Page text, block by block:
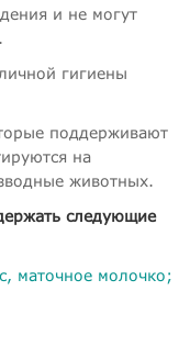
и не могут
гигиены
поддерживают
на
животных.
следующие
маточное молочко;